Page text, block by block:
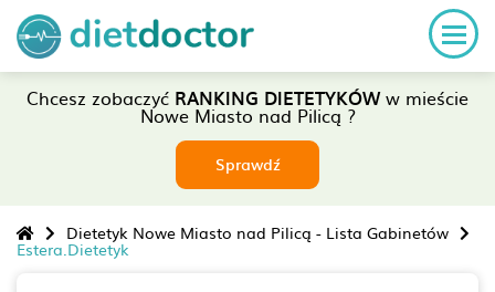
Chcesz zobaczyć RANKING DIETETYKÓWw mieście
Nowe Miasto nad Pilicą ?
Sprawdź
Dietetyk Nowe Miasto nad Pilicą - Lista Gabinetów
Estera.Dietetyk